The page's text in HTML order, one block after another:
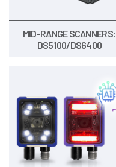
MID-RANGE SCANNERS:
DS5100/DS6400